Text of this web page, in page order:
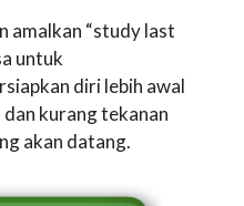
amalkan “study last
untuk
diri lebih awal
kurang tekanan
akan datang.